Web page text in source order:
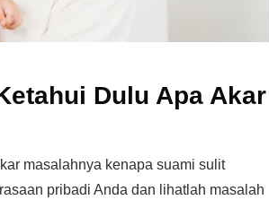
Dulu Apa Akar
masalahnya kenapa suami sulit
pribadi Anda dan lihatlah masalah